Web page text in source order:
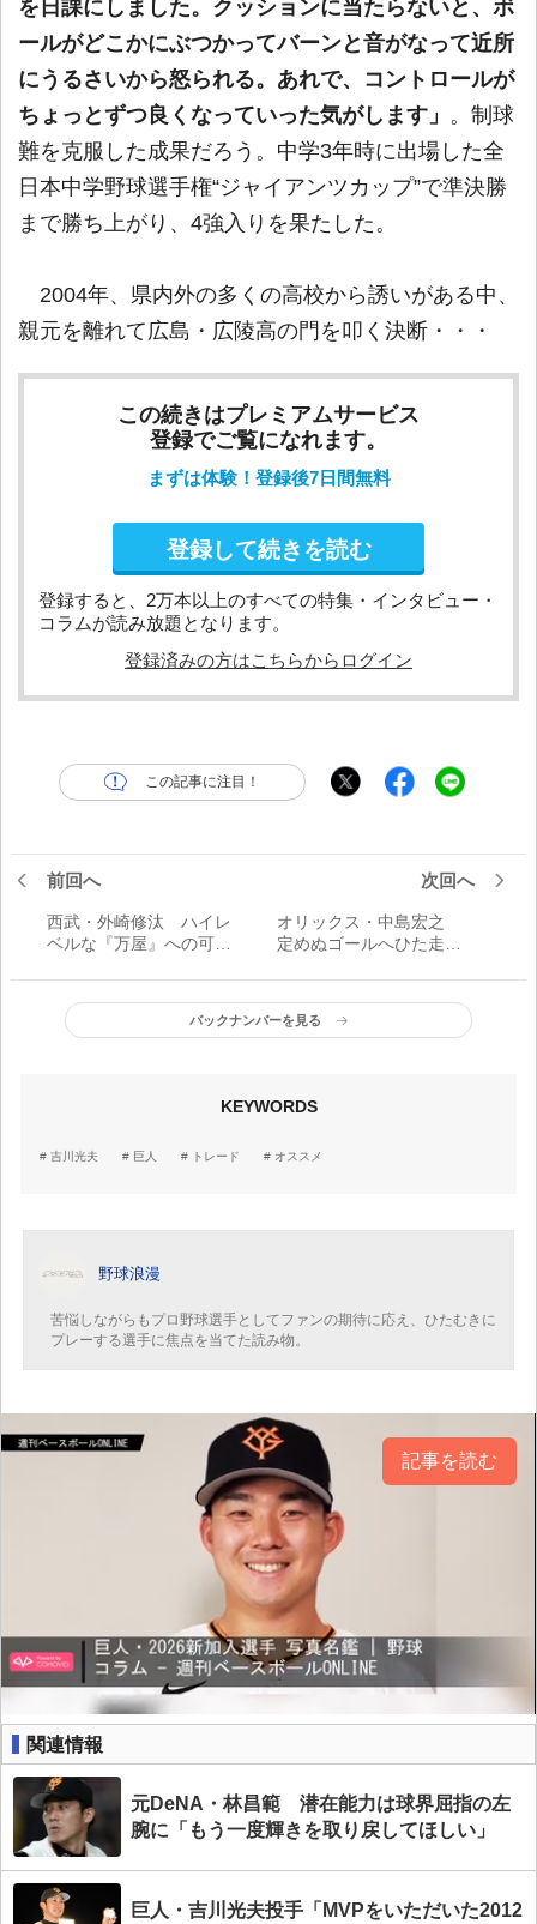
を日課にしました。クッションに当たらないと、ボ
ールがどこかにぶつかってバーンと音がなって近所
にうるさいから怒られる。あれで、コントロールが
ちょっとずつ良くなっていった気がします」 。制球
難を克服した成果だろう。中学3年時に出場した全
日本中学野球選手権“ジャイアンツカップ”で準決勝
まで勝ち上がり、4強入りを果たした。
2004年、県内外の多くの高校から誘いがある中、
親元を離れて広島・広陵高の門を叩く決断・・・
この続きはプレミアムサービス
登録でご覧になれます。
まずは体験！登録後7日間無料
登録して続きを読む
登録すると、2万本以上のすべての特集・インタビュー・
コラムが読み放題となります。
登録済みの方はこちらからログイン
この記事に注目！
前回へ
西武・外崎修汰 ハイレ
ベルな『万屋』への可能
ことが自分の役割だと思
っています」
次回へ
オリックス・中島宏之
定めぬゴールへひた走る
もう1人の自分で勝負。違
うスタイルの自分で」
バックナンバーを見る
KEYWORDS
吉川光夫 巨人 トレード オススメ
野球浪漫
苦悩しながらもプロ野球選手としてファンの期待に応え、ひたむきに
プレーする選手に焦点を当てた読み物。
記事を読む
関連情報
元DeNA・林昌範 潜在能力は球界屈指の左
腕に「もう一度輝きを取り戻してほしい」
巨人・吉川光夫投手「MVPをいただいた2012